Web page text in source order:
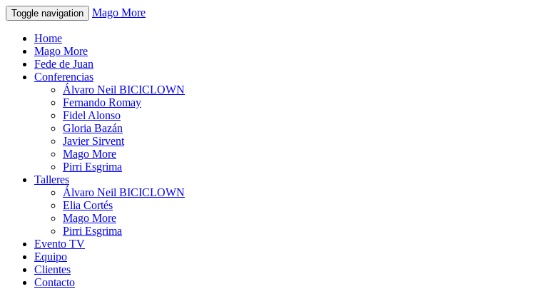
Toggle navigation Mago More
Home
Mago More
Fede de Juan
Conferencias
Álvaro Neil BICICLOWN
Fernando Romay
Fidel Alonso
Gloria Bazán
Javier Sirvent
Mago More
Pirri Esgrima
Talleres
Álvaro Neil BICICLOWN
Elia Cortés
Mago More
Pirri Esgrima
Evento TV
Equipo
Clientes
Contacto